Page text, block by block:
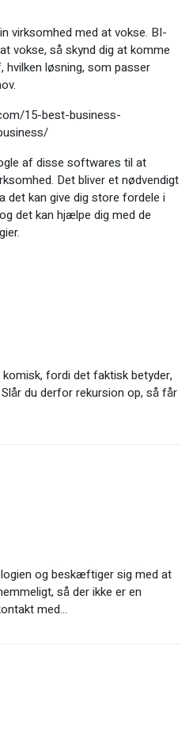
virksomhed med at vokse. BI-
vokse, så skynd dig at komme
hvilken løsning, som passer
15-best-business-
af disse softwares til at
Det bliver et nødvendigt
det kan give dig store fordele i
det kan hjælpe dig med de
fordi det faktisk betyder,
du derfor rekursion op, så får
og beskæftiger sig med at
så der ikke er en
med…